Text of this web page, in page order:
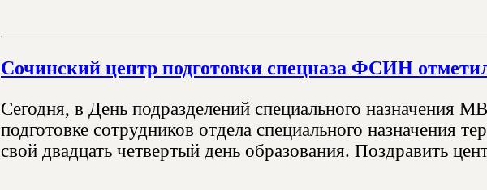
Сочинский центр подготовки спецназа ФСИН
Сегодня, в День подразделений специального назначения
подготовке сотрудников отдела специального назначения
свой двадцать четвертый день образования. Поздравить